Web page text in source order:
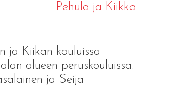
Pehula ja Kiikka
ja Kiikan kouluissa
alueen peruskouluissa.
ja Seija